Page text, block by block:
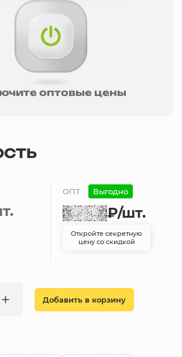
оптовые цены
ОПТ Выгодно
₽/шт.
Откройте секретную
цену со скидкой
Добавить в корзину